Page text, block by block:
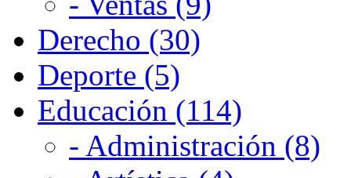
Derecho (30)
Deporte (5)
Educación (114)
- Administración (8)